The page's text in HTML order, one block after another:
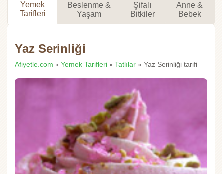
Yemek
Tarifleri
Beslenme &
Yaşam
Şifalı
Bitkiler
Anne &
Bebek
Yaz Serinliği
Afiyetle.com » Yemek Tarifleri » Tatlılar » Yaz Serinliği tarifi